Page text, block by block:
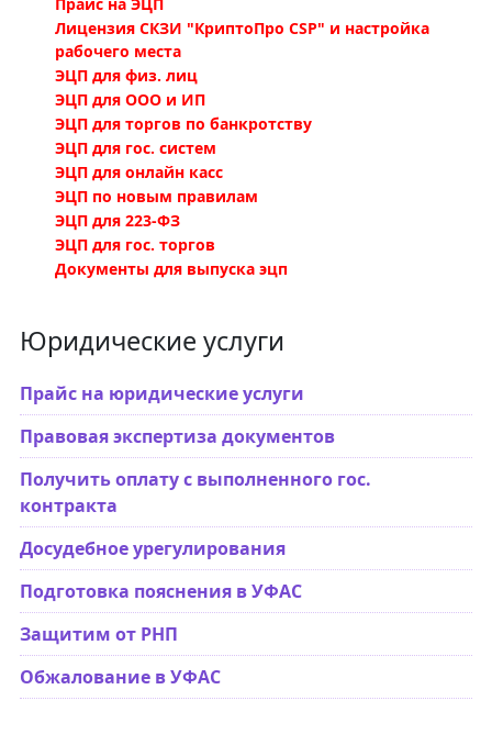
Лицензия СКЗИ "КриптоПро CSP" и настройка
рабочего места
ЭЦП для физ. лиц
ЭЦП для ООО и ИП
ЭЦП для торгов по банкротству
ЭЦП для гос. систем
ЭЦП для онлайн касс
ЭЦП по новым правилам
ЭЦП для 223-ФЗ
ЭЦП для гос. торгов
Документы для выпуска эцп
Юридические услуги
Прайс на юридические услуги
Правовая экспертиза документов
Получить оплату с выполненного гос.
контракта
Досудебное урегулирования
Подготовка пояснения в УФАС
Защитим от РНП
Обжалование в УФАС